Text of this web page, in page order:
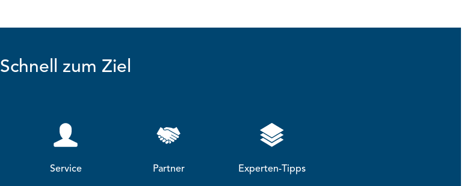
Schnell zum Ziel
Service Partner Experten-Tipps